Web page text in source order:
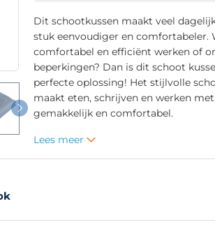
Dit schootkussen maakt veel
stuk eenvoudiger en comfortabeler.
comfortabel en efficiënt werken of
beperkingen? Dan is dit schoot
perfecte oplossing! Het stijlvolle
maakt eten, schrijven en werken
gemakkelijk en comfortabel.
Lees meer